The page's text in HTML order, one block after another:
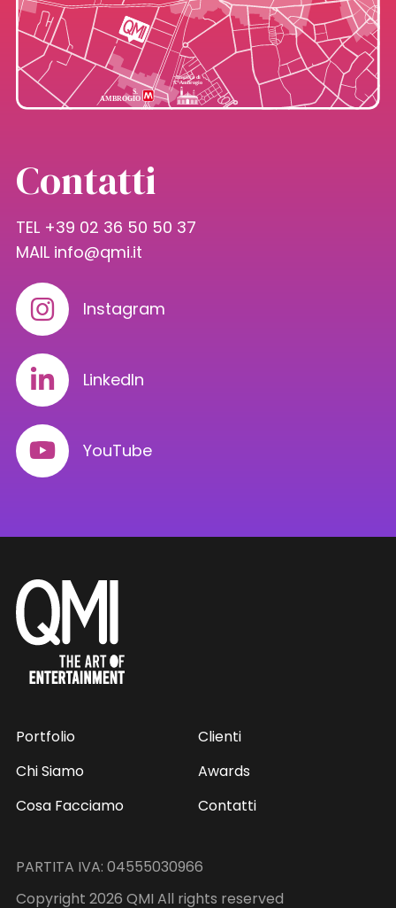
Contatti
TEL +39 02 36 50 50 37
MAIL info@qmi.it
Instagram
LinkedIn
YouTube
Portfolio
Chi Siamo
Cosa Facciamo
Clienti
Awards
Contatti
PARTITA IVA: 04555030966
Copyright 2026 QMI All rights reserved